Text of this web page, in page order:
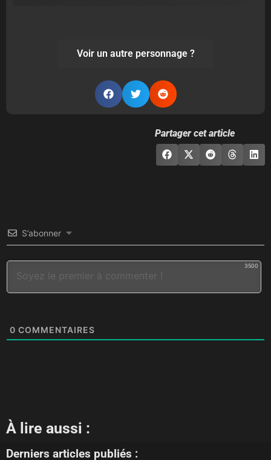
Voir un autre personnage ?
Partager cet article
S’abonner
3500
0 COMMENTAIRES
À lire aussi :
Derniers articles publiés :